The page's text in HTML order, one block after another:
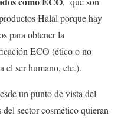
Halal porque hay
para obtener la
ECO (ético o no
el ser humano, etc.).
un punto de vista del
sector cosmético quieran